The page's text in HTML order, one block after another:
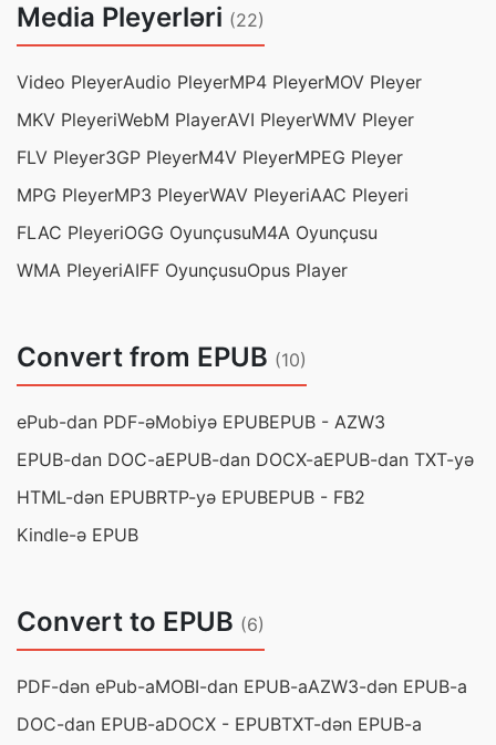
Media Pleyerləri (22)
Video PleyerAudio PleyerMP4 PleyerMOV Pleyer
MKV PleyeriWebM PlayerAVI PleyerWMV Pleyer
FLV Pleyer3GP PleyerM4V PleyerMPEG Pleyer
MPG PleyerMP3 PleyerWAV PleyeriAAC Pleyeri
FLAC PleyeriOGG OyunçusuM4A Oyunçusu
WMA PleyeriAIFF OyunçusuOpus Player
Convert from EPUB (10)
ePub-dan PDF-əMobiyə EPUBEPUB - AZW3
EPUB-dan DOC-aEPUB-dan DOCX-aEPUB-dan TXT-yə
HTML-dən EPUBRTP-yə EPUBEPUB - FB2
Kindle-ə EPUB
Convert to EPUB (6)
PDF-dən ePub-aMOBI-dan EPUB-aAZW3-dən EPUB-a
DOC-dan EPUB-aDOCX - EPUBTXT-dən EPUB-a